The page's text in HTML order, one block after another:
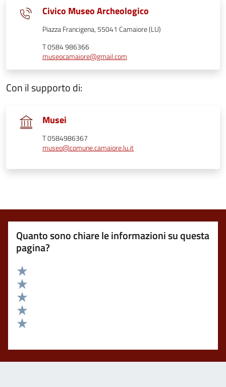
Civico Museo Archeologico
Piazza Francigena, 55041 Camaiore (LU)
T 0584 986366
museocamaiore@gmail.com
Con il supporto di:
Musei
T 0584986367
museo@comune.camaiore.lu.it
Quanto sono chiare le informazioni su questa
pagina?
Valuta 5 stelle su 5
Valuta 4 stelle su 5
Valuta 3 stelle su 5
Valuta 2 stelle su 5